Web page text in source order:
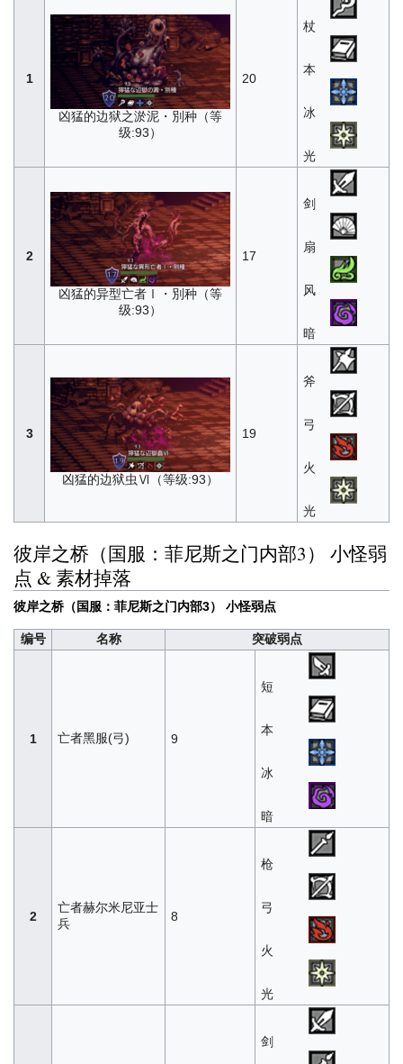
1
凶猛的边狱之淤泥・別种（等
级:93）
20
杖
本
冰
光
2
凶猛的异型亡者Ⅰ・別种（等
级:93）
17
剑
扇
风
暗
3
凶猛的边狱虫Ⅵ（等级:93）
19
斧
弓
火
光
彼岸之桥（国服：菲尼斯之门内部3） 小怪弱
点 & 素材掉落
彼岸之桥（国服：菲尼斯之门内部3） 小怪弱点
编号 名称 突破弱点
1 亡者黑服(弓) 9
短
本
冰
暗
2
亡者赫尔米尼亚士
兵
8
枪
弓
火
光
剑